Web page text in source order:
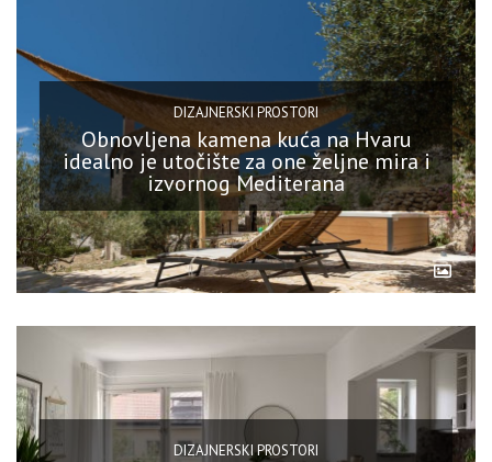
DIZAJNERSKI PROSTORI
Obnovljena kamena kuća na Hvaru
idealno je utočište za one željne mira i
izvornog Mediterana
DIZAJNERSKI PROSTORI